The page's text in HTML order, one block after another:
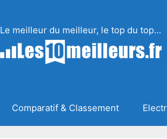
Le meilleur du meilleur, le top du top…
Comparatif & Classement